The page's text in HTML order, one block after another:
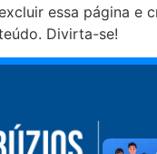
essa página e
Divirta-se!